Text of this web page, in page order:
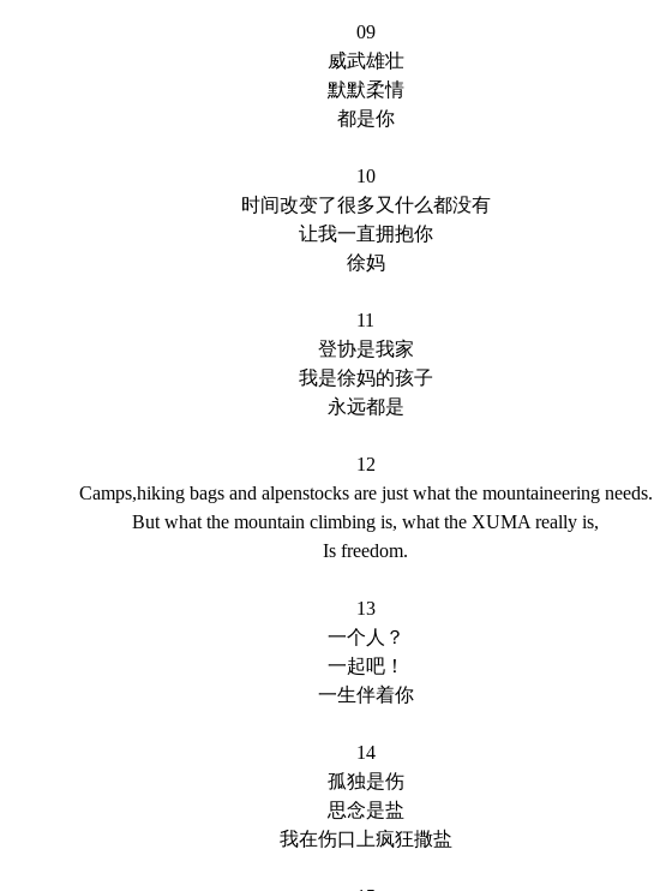
09
威武雄壮
默默柔情
都是你
10
时间改变了很多又什么都没有
让我一直拥抱你
徐妈
11
登协是我家
我是徐妈的孩子
永远都是
12
Camps,hiking bags and alpenstocks are just what the mountaineering needs.
But what the mountain climbing is, what the XUMA really is,
Is freedom.
13
一个人？
一起吧！
一生伴着你
14
孤独是伤
思念是盐
我在伤口上疯狂撒盐